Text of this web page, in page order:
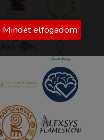
Mindet elfogadom